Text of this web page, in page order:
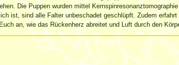
Die Puppen wurden mittel
ist, sind alle Falter unbeschadet geschlüpft. Zudem
an, wie das Rückenherz abreitet und Luft durch den